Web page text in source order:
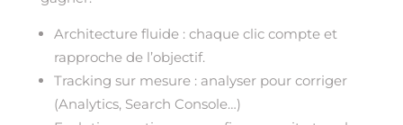
Architecture fluide : chaque clic compte et
rapproche de l’objectif.
Tracking sur mesure : analyser pour corriger
(Analytics, Search Console…)